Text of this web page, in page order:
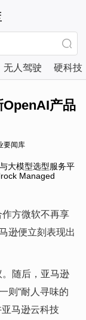
无人驾驶 硬科技
OpenAI产品
要闻库
大模型选型服务平
Managed
方微软不再享
逊便立刻表现出
随后，亚马逊
则“耐人寻味的
马逊云科技